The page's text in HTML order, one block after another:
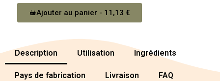
Ajouter au panier - 11,13 €
Description Utilisation Ingrédients
Pays de fabrication Livraison FAQ